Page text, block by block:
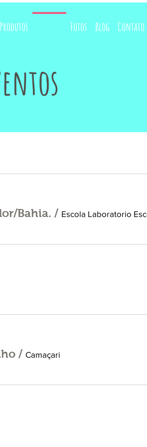
Produtos Fotos Blog Contato
Bahia. /
/ Camaçari